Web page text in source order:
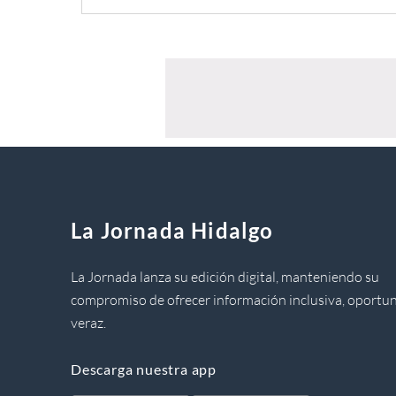
La Jornada Hidalgo
La Jornada lanza su edición digital, manteniendo su
compromiso de ofrecer información inclusiva,
veraz.
Descarga nuestra app